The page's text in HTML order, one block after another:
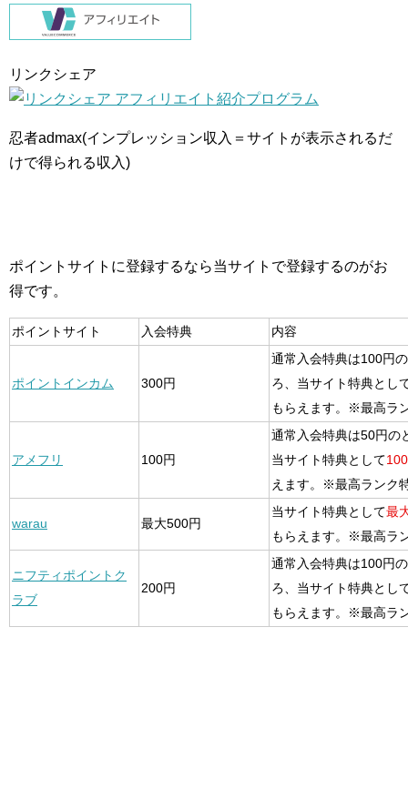
リンクシェア
忍者admax(インプレッション収入＝サイトが表示されるだ
けで得られる収入)
ポイントサイトに登録するなら当サイトで登録するのがお
得です。
ポイントサイト 入会特典 内容
ポイントインカム 300円
通常入会特典は100円
ろ、当サイト特典とし
もらえます。※最高ラ
アメフリ 100円
通常入会特典は50円の
当サイト特典として
えます。※最高ランク
warau 最大500円
当サイト特典として最
もらえます。※最高ラ
ニフティポイントク
ラブ
200円
通常入会特典は100円
ろ、当サイト特典とし
もらえます。※最高ラ